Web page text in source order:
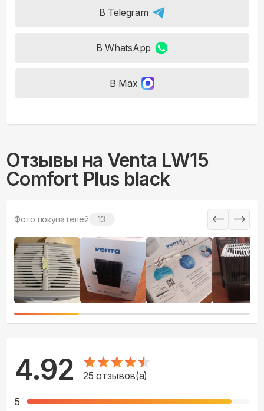
В Telegram
В WhatsApp
В Max
Отзывы на Venta LW15
Comfort Plus black
Фото покупателей 13
4.92 25 отзывов(а)
5